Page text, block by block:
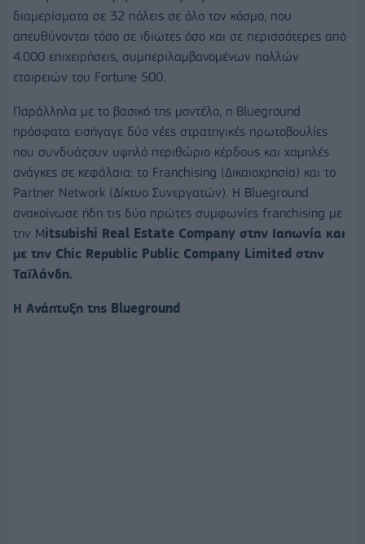
διαμερίσματα σε 32 πόλεις σε όλο τον κόσμο, που
απευθύνονται τόσο σε ιδιώτες όσο και σε περισσότερες από
4.000 επιχειρήσεις, συμπεριλαμβανομένων πολλών
εταιρειών του Fortune 500.
Παράλληλα με το βασικό της μοντέλο, η Blueground
πρόσφατα εισήγαγε δύο νέες στρατηγικές πρωτοβουλίες
που συνδυάζουν υψηλό περιθώριο κέρδους και χαμηλές
ανάγκες σε κεφάλαια: το Franchising (Δικαιοχρησία) και το
Partner Network (Δίκτυο Συνεργατών). Η Blueground
ανακοίνωσε ήδη τις δύο πρώτες συμφωνίες franchising με
την Mitsubishi Real Estate Company στην Ιαπωνία και
με την Chic Republic Public Company Limited στην
Ταϊλάνδη.
H Ανάπτυξη της Blueground